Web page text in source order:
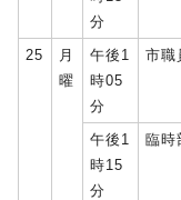
分
25
月
曜
午後1
時05
分
市職
午後1
時15
分
臨時